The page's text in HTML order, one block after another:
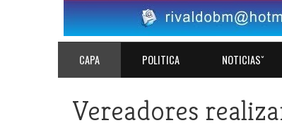
CAPA POLITICA NOTICIASˇ
Vereadores